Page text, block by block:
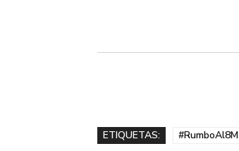
ETIQUETAS: #RumboAl8M